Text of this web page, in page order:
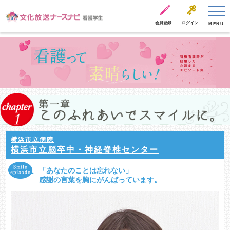
会員登録 ログイン MENU
横浜市立病院
横浜市立脳卒中・神経脊椎センター
「あなたのことは忘れない」
感謝の言葉を胸にがんばっています。